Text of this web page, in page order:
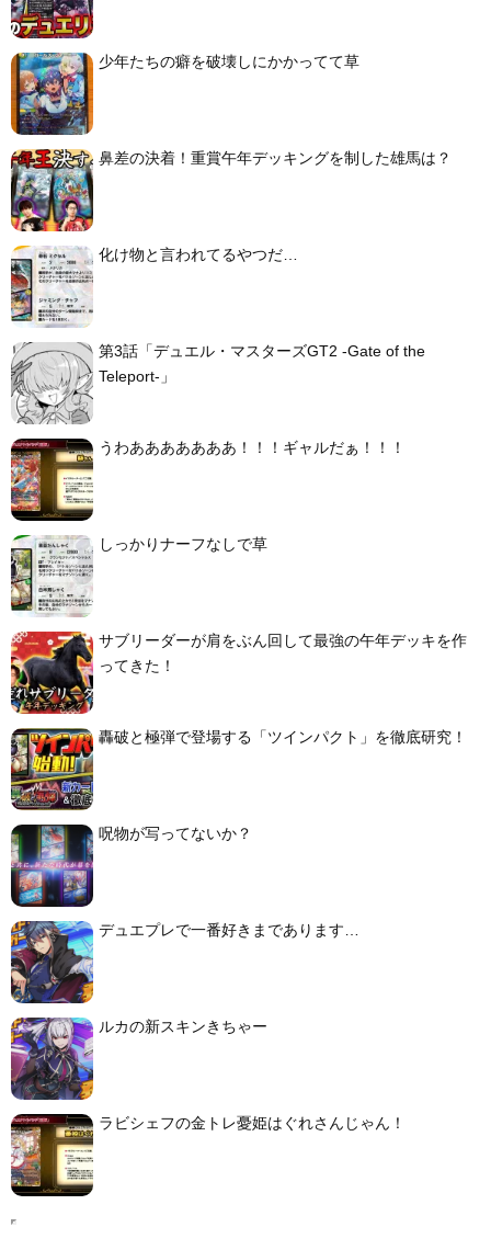
少年たちの癖を破壊しにかかってて草
鼻差の決着！重賞午年デッキングを制した雄馬は？
化け物と言われてるやつだ…
第3話「デュエル・マスターズGT2 -Gate of the
Teleport-」
うわあああああああ！！！ギャルだぁ！！！
しっかりナーフなしで草
サブリーダーが肩をぶん回して最強の午年デッキを作
ってきた！
轟破と極弾で登場する「ツインパクト」を徹底研究！
呪物が写ってないか？
デュエプレで一番好きまであります…
ルカの新スキンきちゃー
ラビシェフの金トレ憂姫はぐれさんじゃん！